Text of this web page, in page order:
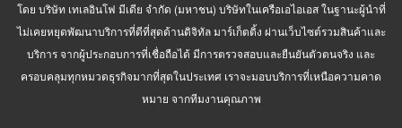
โดย บริษัท เทเลอินโฟ มีเดีย จำกัด (มหาชน) บริษัทในเครือเอไอเอส ในฐานะผู้นำที่
ไม่เคยหยุดพัฒนาบริการที่ดีที่สุดด้านดิจิทัล มาร์เก็ตติ้ง ผ่านเว็บไซต์รวมสินค้าและ
บริการ จากผู้ประกอบการที่เชื่อถือได้ มีการตรวจสอบและยืนยันตัวตนจริง และ
ครอบคลุมทุกหมวดธุรกิจมากที่สุดในประเทศ เราจะมอบบริการที่เหนือความคาด
หมาย จากทีมงานคุณภาพ